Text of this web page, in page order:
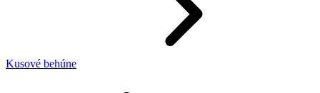
Kusové behúne